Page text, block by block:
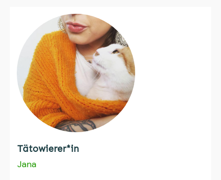
Tätowierer*in
Jana